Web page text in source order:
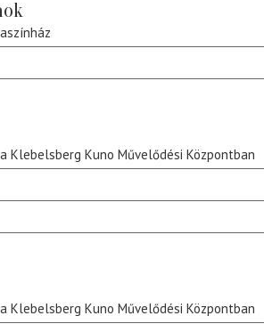
Klebelsberg Kuno Művelődési Központban
Klebelsberg Kuno Művelődési Központban